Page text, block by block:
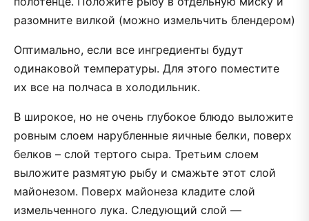
разомните вилкой (можно измельчить блендером)
Оптимально, если все ингредиенты будут
одинаковой температуры. Для этого поместите
их все на полчаса в холодильник.
В широкое, но не очень глубокое блюдо выложите
ровным слоем нарубленные яичные белки, поверх
белков – слой тертого сыра. Третьим слоем
выложите размятую рыбу и смажьте этот слой
майонезом. Поверх майонеза кладите слой
измельченного лука. Следующий слой —